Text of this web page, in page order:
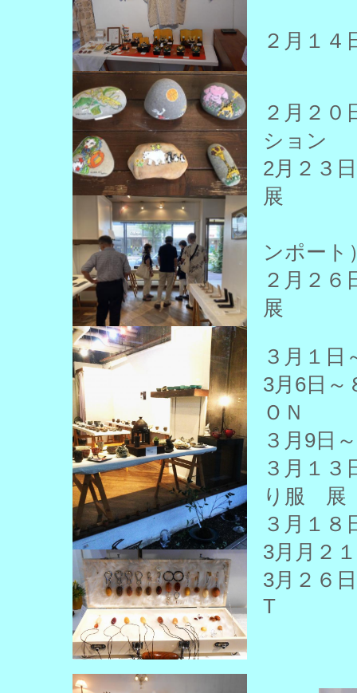
２月１
２月
ション
2月２
展
ンポート
２月２
展
３月
3月6
ＯＮ
３月9
３月
り服 展
３月
3月月
3月２６
T